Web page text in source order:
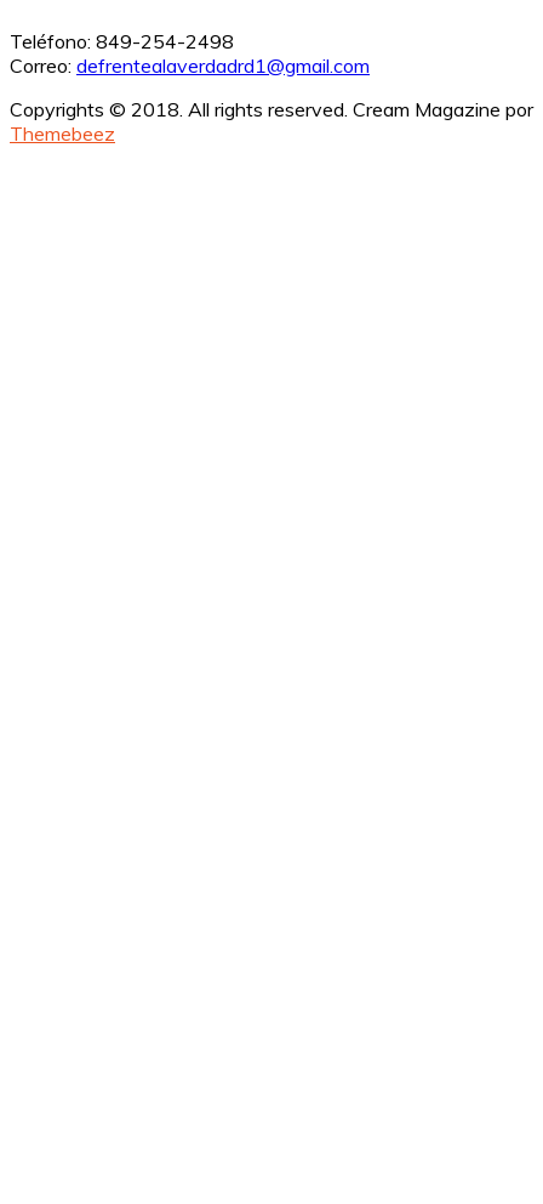
Teléfono: 849-254-2498
Correo: defrentealaverdadrd1@gmail.com
Copyrights © 2018. All rights reserved. Cream Magazine por
Themebeez